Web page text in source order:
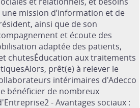
mission d’information et de
ainsi que de son
et écoute des
adaptée des patients,
chutesÉducation aux traitements
prêt(e) à relever le
intérimaires d'Adecco
bénéficier de nombreux
- Avantages sociaux :